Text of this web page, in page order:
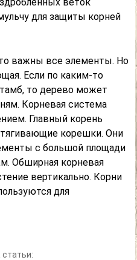
для защиты корней
важны все элементы. Но
Если по каким-то
то дерево может
Корневая система
Главный корень
корешки. Они
с большой площади
Обширная корневая
вертикально. Корни
для